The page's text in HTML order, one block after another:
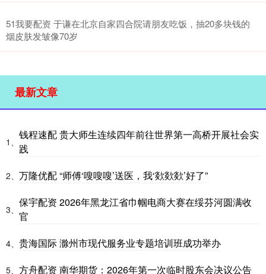
51我要配资 于谦在北京自家四合院请朋友吃饭，抽20多块钱的
烟皮肤发皱像70岁
最新文章
1、
钱程速配 贵大师生连续四年前往世界第一高桥开展社会实
践
2、 万隆优配 “师傅‘嗖嗖嗖’送医，我‘欻欻欻’好了”
3、
保宇配资 2026年黑龙江省巾帼电商大赛在绥芬河圆满收
官
4、 贵海国际 滁州市现代服务业专题培训班成功举办
5、 方舟配资 南华期货：2026年第一次临时股东会决议公告